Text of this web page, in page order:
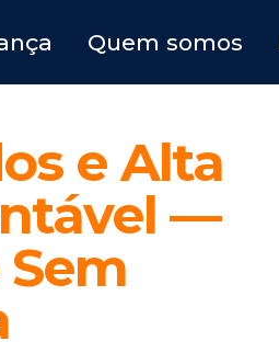
Quem somos
e Alta
—